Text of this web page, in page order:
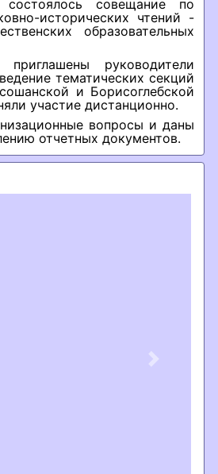
состоялось совещание по
исторических чтений -
образовательных
руководители
тематических секций
и Борисоглебской
участие дистанционно.
вопросы и даны
отчетных документов.
Next